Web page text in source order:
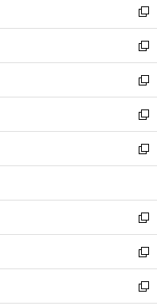
く
で
開
く
ド
ウ
で
開
く
ィ
ン
ド
ウ
で
開
く
い
ウ
ィ
ン
ド
ウ
で
開
く
新
し
い
ウ
ィ
ン
ド
ウ
で
開
新
し
い
ウ
ィ
ン
ド
ウ
開
く
新
し
い
ウ
ィ
ン
ウ
で
開
く
新
し
い
ウ
ン
ド
ウ
で
開
く
新
し
ウ
ィ
ン
ド
ウ
で
開
新
し
い
ウ
ィ
新
し
い
新